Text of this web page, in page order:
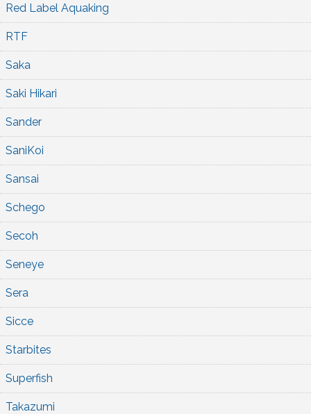
Red Label Aquaking
RTF
Saka
Saki Hikari
Sander
SaniKoi
Sansai
Schego
Secoh
Seneye
Sera
Sicce
Starbites
Superfish
Takazumi